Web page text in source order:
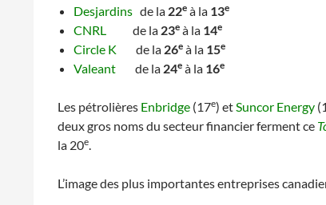
Desjardins de la 22e à la 13e
CNRL de la 23e à la 14e
Circle K de la 26e à la 15e
Valeant de la 24e à la 16e
Les pétrolières Enbridge (17e) et Suncor Energy
deux gros noms du secteur financier ferment ce
la 20e
L’image des plus importantes entreprises